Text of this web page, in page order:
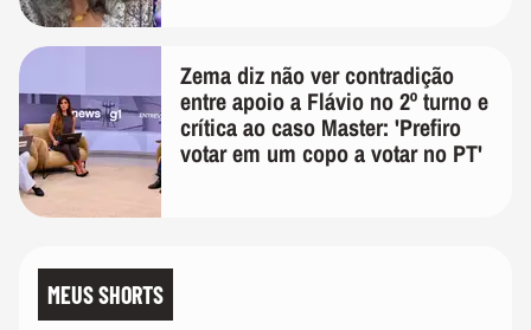
Zema diz não ver contradição
entre apoio a Flávio no 2º turno e
crítica ao caso Master: 'Prefiro
votar em um copo a votar no PT'
MEUS SHORTS